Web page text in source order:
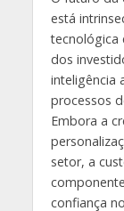
está
tecnológica
dos
inteligência
processos
Embora a
setor, a
confiança